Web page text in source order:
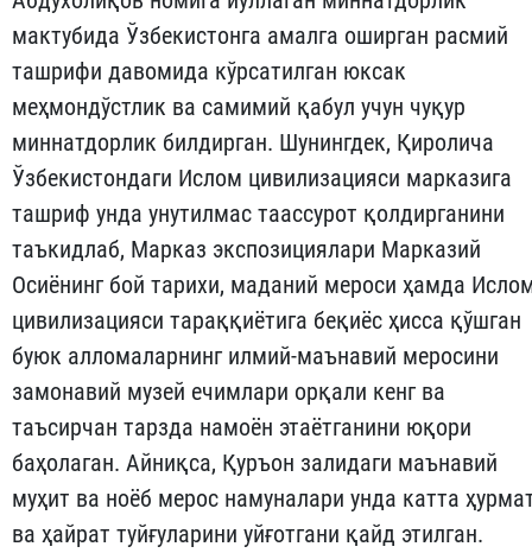
мактубида Ўзбекистонга амалга оширган расмий
ташрифи давомида кўрсатилган юксак
меҳмондўстлик ва самимий қабул учун чуқур
миннатдорлик билдирган. Шунингдек, Қиролича
Ўзбекистондаги Ислом цивилизацияси марказига
ташриф унда унутилмас таассурот қолдирганини
таъкидлаб, Марказ экспозициялари Марказий
Осиёнинг бой тарихи, маданий мероси ҳамда
цивилизацияси тараққиётига беқиёс ҳисса қўшган
буюк алломаларнинг илмий-маънавий меросини
замонавий музей ечимлари орқали кенг ва
таъсирчан тарзда намоён этаётганини юқори
баҳолаган. Айниқса, Қуръон залидаги маънавий
муҳит ва ноёб мерос намуналари унда катта
ва ҳайрат туйғуларини уйғотгани қайд этилган.